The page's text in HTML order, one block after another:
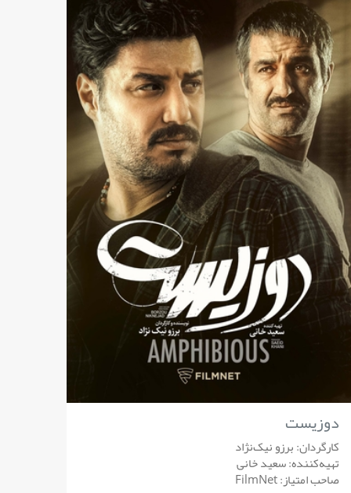
دوزیست
کارگردان: برزو نیک‌نژاد
تهیه‌کننده: سعید خانی
صاحب امتیاز: FilmNet